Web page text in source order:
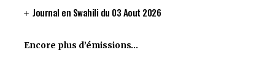
Journal en Swahili du 03 Aout 2026
Encore plus d’émissions…